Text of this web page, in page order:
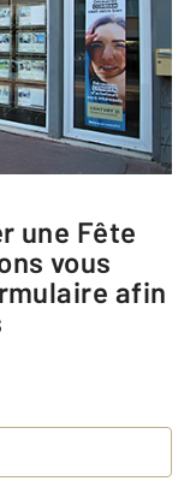
vous
afin